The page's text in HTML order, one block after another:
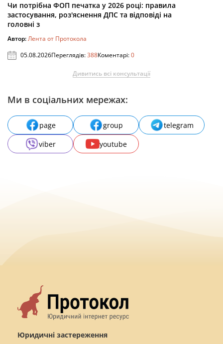
Чи потрібна ФОП печатка у 2026 році: правила
застосування, роз'яснення ДПС та відповіді на
головні з
Автор:Лента от Протокола
05.08.2026Переглядів:388Коментарі:0
Дивитись всі консультації
Ми в соціальних мережах:
page group
telegram
viber
youtube
Юридичні застереження